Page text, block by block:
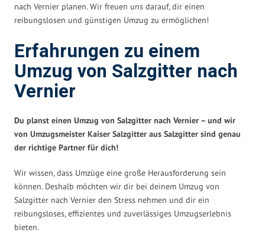
nach Vernier planen. Wir freuen uns darauf, dir einen
reibungslosen und günstigen Umzug zu ermöglichen!
Erfahrungen zu einem
Umzug von Salzgitter nach
Vernier
Du planst einen Umzug von Salzgitter nach Vernier – und wir
von Umzugsmeister Kaiser Salzgitter aus Salzgitter sind genau
der richtige Partner für dich!
Wir wissen, dass Umzüge eine große Herausforderung sein
können. Deshalb möchten wir dir bei deinem Umzug von
Salzgitter nach Vernier den Stress nehmen und dir ein
reibungsloses, effizientes und zuverlässiges Umzugserlebnis
bieten.